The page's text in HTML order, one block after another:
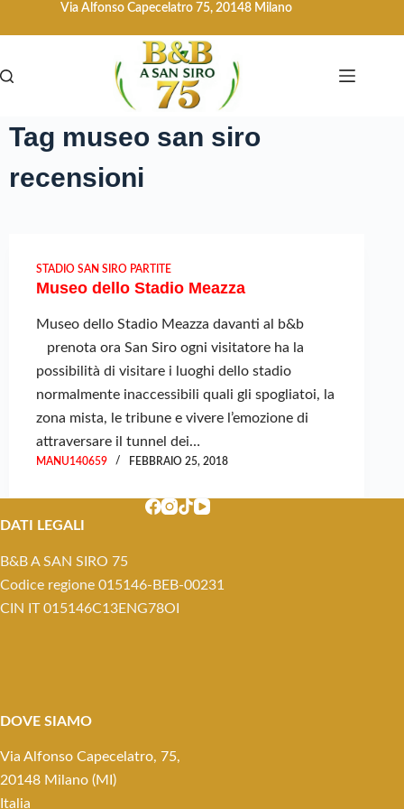
Via Alfonso Capecelatro 75, 20148 Milano
Tag museo san siro
recensioni
STADIO SAN SIRO PARTITE
Museo dello Stadio Meazza
Museo dello Stadio Meazza davanti al b&b
prenota ora San Siro ogni visitatore ha la
possibilità di visitare i luoghi dello stadio
normalmente inaccessibili quali gli spogliatoi, la
zona mista, le tribune e vivere l’emozione di
attraversare il tunnel dei…
MANU140659 FEBBRAIO 25, 2018
DATI LEGALI
B&B A SAN SIRO 75
Codice regione 015146-BEB-00231
CIN IT 015146C13ENG78OI
DOVE SIAMO
Via Alfonso Capecelatro, 75,
20148 Milano (MI)
Italia